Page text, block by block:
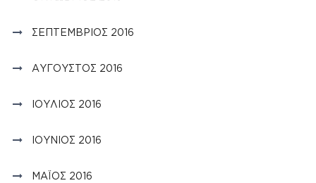
ΣΕΠΤΈΜΒΡΙΟΣ 2016
ΑΎΓΟΥΣΤΟΣ 2016
ΙΟΎΛΙΟΣ 2016
ΙΟΎΝΙΟΣ 2016
ΜΆΙΟΣ 2016